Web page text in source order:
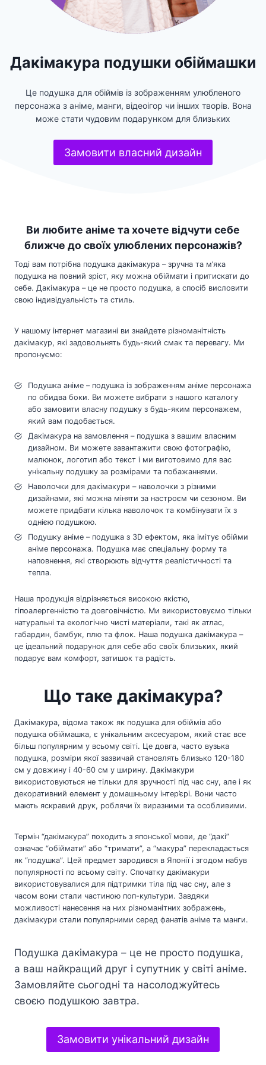
Дакімакура подушки обіймашки
Це подушка для обіймів із зображенням улюбленого
персонажа з аніме, манги, відеоігор чи інших творів. Вона
може стати чудовим подарунком для близьких
Замовити власний дизайн
Ви любите аніме та хочете відчути себе
ближче до своїх улюблених персонажів?
Тоді вам потрібна подушка дакімакура – зручна та м’яка
подушка на повний зріст, яку можна обіймати і притискати до
себе. Дакімакура – це не просто подушка, а спосіб висловити
свою індивідуальність та стиль.
У нашому інтернет магазині ви знайдете різноманітність
дакімакур, які задовольнять будь-який смак та перевагу. Ми
пропонуємо:
Подушка аніме – подушка із зображенням аніме персонажа
по обидва боки. Ви можете вибрати з нашого каталогу
або замовити власну подушку з будь-яким персонажем,
який вам подобається.
Дакімакура на замовлення – подушка з вашим власним
дизайном. Ви можете завантажити свою фотографію,
малюнок, логотип або текст і ми виготовимо для вас
унікальну подушку за розмірами та побажаннями.
Наволочки для дакімакури – наволочки з різними
дизайнами, які можна міняти за настроєм чи сезоном. Ви
можете придбати кілька наволочок та комбінувати їх з
однією подушкою.
Подушку аніме – подушка з 3D ефектом, яка імітує обійми
аніме персонажа. Подушка має спеціальну форму та
наповнення, які створюють відчуття реалістичності та
тепла.
Наша продукція відрізняється високою якістю,
гіпоалергенністю та довговічністю. Ми використовуємо тільки
натуральні та екологічно чисті матеріали, такі як атлас,
габардин, бамбук, плю та флок. Наша подушка дакімакура –
це ідеальний подарунок для себе або своїх близьких, який
подарує вам комфорт, затишок та радість.
Що таке дакімакура?
Дакімакура, відома також як подушка для обіймів або
подушка обіймашка, є унікальним аксесуаром, який стає все
більш популярним у всьому світі. Це довга, часто вузька
подушка, розміри якої зазвичай становлять близько 120-180
см у довжину і 40-60 см у ширину. Дакімакури
використовуються не тільки для зручності під час сну, але і як
декоративний елемент у домашньому інтер’єрі. Вони часто
мають яскравий друк, роблячи їх виразними та особливими.
Термін “дакімакура” походить з японської мови, де “дакі”
означає “обіймати” або “тримати”, а “макура” перекладається
як “подушка”. Цей предмет зародився в Японії і згодом набув
популярності по всьому світу. Спочатку дакімакури
використовувалися для підтримки тіла під час сну, але з
часом вони стали частиною поп-культури. Завдяки
можливості нанесення на них різноманітних зображень,
дакімакури стали популярними серед фанатів аніме та манги.
Подушка дакімакура – це не просто подушка,
а ваш найкращий друг і супутник у світі аніме.
Замовляйте сьогодні та насолоджуйтесь
своєю подушкою завтра.
Замовити унікальний дизайн